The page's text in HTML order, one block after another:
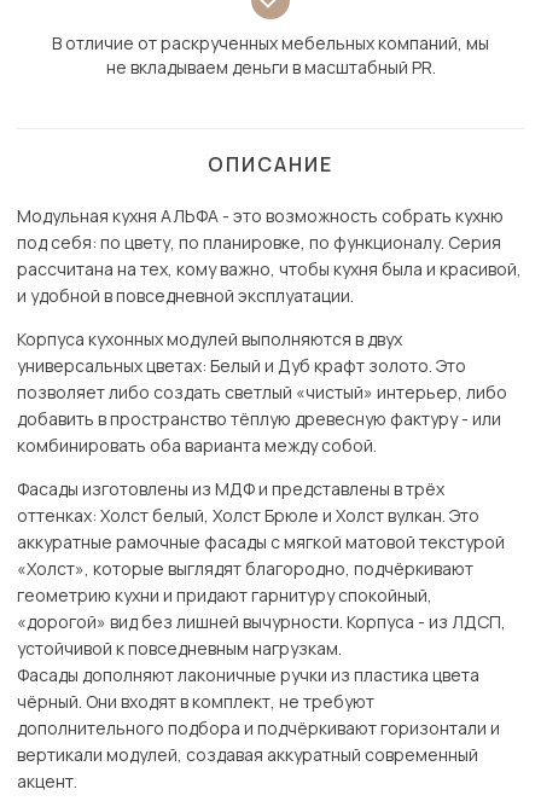
В отличие от раскрученных мебельных компаний, мы
не вкладываем деньги в масштабный PR.
ОПИСАНИЕ
Модульная кухня АЛЬФА - это возможность собрать кухню
под себя: по цвету, по планировке, по функционалу. Серия
рассчитана на тех, кому важно, чтобы кухня была и красивой,
и удобной в повседневной эксплуатации.
Корпуса кухонных модулей выполняются в двух
универсальных цветах: Белый и Дуб крафт золото. Это
позволяет либо создать светлый «чистый» интерьер, либо
добавить в пространство тёплую древесную фактуру - или
комбинировать оба варианта между собой.
Фасады изготовлены из МДФ и представлены в трёх
оттенках: Холст белый, Холст Брюле и Холст вулкан. Это
аккуратные рамочные фасады с мягкой матовой текстурой
«Холст», которые выглядят благородно, подчёркивают
геометрию кухни и придают гарнитуру спокойный,
«дорогой» вид без лишней вычурности. Корпуса - из ЛДСП,
устойчивой к повседневным нагрузкам.
Фасады дополняют лаконичные ручки из пластика цвета
чёрный. Они входят в комплект, не требуют
дополнительного подбора и подчёркивают горизонтали и
вертикали модулей, создавая аккуратный современный
акцент.